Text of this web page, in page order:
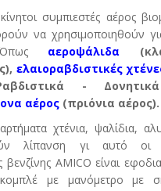
συμπιεστές αέρος
να χρησιμοποιηθούν
Όπως αεροψάλιδα
ελαιοραβδιστικές
-
αέρος (πριόνια αέρος).
χτένια, ψαλίδια,
λίπανση γι αυτό οι
βενζίνης AMICO είναι
κομπλέ με μανόμετρο με